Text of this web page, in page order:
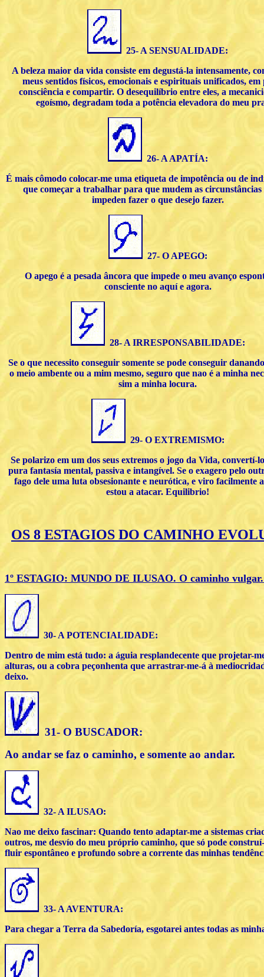
25- A SENSUALIDADE:
A beleza maior da vida consiste em degustá-la intensamente,
meus sentidos físicos, emocionais e espirituais unificados, em
consciência e compartir. O desequilíbrio entre eles, a
egoísmo, degradam toda a potência elevadora do meu
26- A APATÍA:
É mais cômodo colocar-me uma etiqueta de impotência ou de
que começar a trabalhar para que mudem as circunstâncias
impeden fazer o que desejo fazer.
27- O APEGO:
O apego é a pesada âncora que impede o meu avanço
consciente no aquí e agora.
28- A IRRESPONSABILIDADE:
Se o que necessito conseguir somente se pode conseguir
o meio ambente ou a mim mesmo, seguro que nao é a minha
sim a minha locura.
29- O EXTREMISMO:
Se polarizo em um dos seus extremos o jogo da Vida, convertí-
pura fantasía mental, passiva e intangível. Se o exagero pelo
fago dele uma luta obsesionante e neurótica, e viro facilmente
estou a atacar. Equilibrio!
OS 8 ESTAGIOS DO CAMINHO
1º ESTAGIO: MUNDO DE ILUSAO. O caminho
30- A POTENCIALIDADE:
Dentro de mim está tudo: a águia resplandecente que projetar-
alturas, ou a cobra peçonhenta que arrastrar-me-á à
deixo.
31- O BUSCADOR:
Ao andar se faz o caminho, e somente ao andar.
32- A ILUSAO:
Nao me deixo fascinar: Quando tento adaptar-me a sistemas
outros, me desvío do meu próprio caminho, que só pode
fluir espontâneo e profundo sobre a corrente das minhas
33- A AVENTURA:
Para chegar a Terra da Sabedoría, esgotarei antes todas as